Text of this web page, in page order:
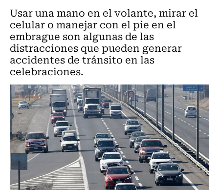
Usar una mano en el volante, mirar el
celular o manejar con el pie en el
embrague son algunas de las
distracciones que pueden generar
accidentes de tránsito en las
celebraciones.